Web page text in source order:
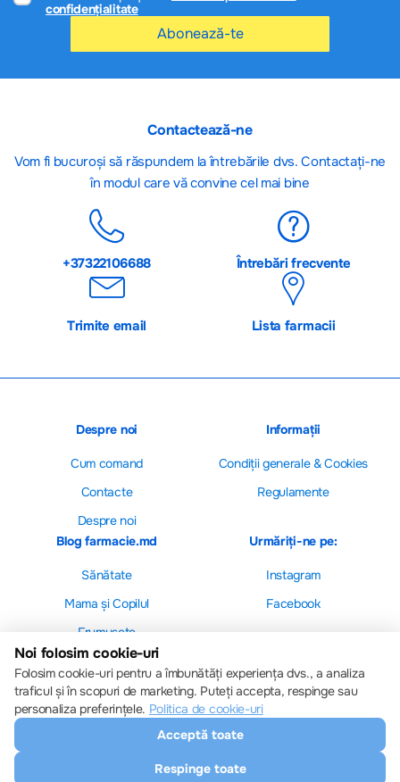
confidențialitate
Abonează-te
Contactează-ne
Vom fi bucuroși să răspundem la întrebările dvs. Contactați-ne
în modul care vă convine cel mai bine
+37322106688 Întrebări frecvente
Trimite email Lista farmacii
Despre noi
Cum comand
Contacte
Despre noi
Informații
Сondiții generale & Cookies
Regulamente
Blog farmacie.md
Sănătate
Mama și Copilul
Frumusețe
Urmăriți-ne pe:
Instagram
Facebook
Farmacie.md
Setări cookie-uri
Politica de cookie-uri
Noi folosim cookie-uri
Folosim cookie-uri pentru a îmbunătăți experiența dvs., a analiza
traficul și în scopuri de marketing. Puteți accepta, respinge sau
personaliza preferințele. Politica de cookie-uri
Acceptă toate
Respinge toate